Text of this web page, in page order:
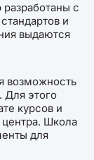
с
и
выдаются
возможность
Для этого
курсов и
центра. Школа
для